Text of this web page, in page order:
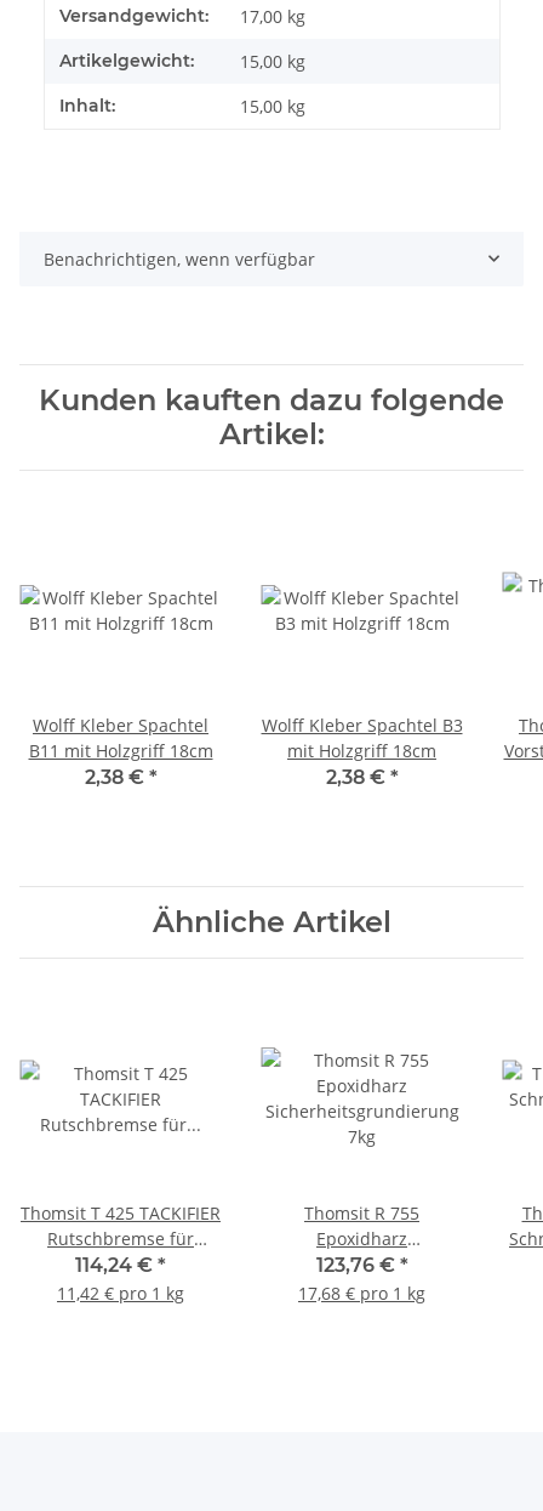
Produkteigenschaft
Wert
Versandgewicht: 17,00 kg
Artikelgewicht: 15,00 kg
Inhalt: 15,00 kg
Benachrichtigen, wenn verfügbar
Kunden kauften dazu folgende
Artikel:
Wolff Kleber Spachtel
B11 mit Holzgriff 18cm
2,38 € *
Wolff Kleber Spachtel B3
mit Holzgriff 18cm
2,38 € *
Ähnliche Artikel
Thomsit T 425 TACKIFIER
Rutschbremse für
selbstliegende
Teppichfliesen 10kg
114,24 € *
11,42 € pro 1 kg
Thomsit R 755
Epoxidharz
Sicherheitsgrundierung
7kg
123,76 € *
17,68 € pro 1 kg